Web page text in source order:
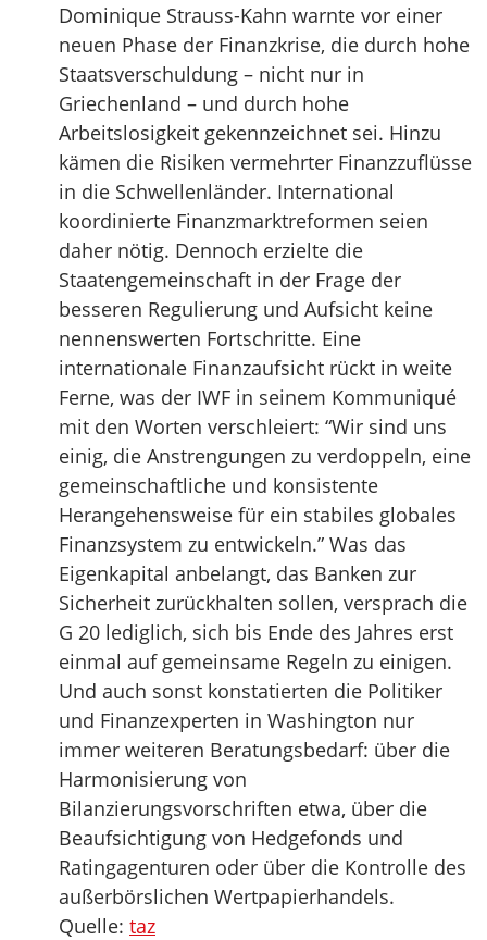
Dominique Strauss-Kahn warnte vor einer
neuen Phase der Finanzkrise, die durch hohe
Staatsverschuldung – nicht nur in
Griechenland – und durch hohe
Arbeitslosigkeit gekennzeichnet sei. Hinzu
kämen die Risiken vermehrter Finanzzuflüsse
in die Schwellenländer. International
koordinierte Finanzmarktreformen seien
daher nötig. Dennoch erzielte die
Staatengemeinschaft in der Frage der
besseren Regulierung und Aufsicht keine
nennenswerten Fortschritte. Eine
internationale Finanzaufsicht rückt in weite
Ferne, was der IWF in seinem Kommuniqué
mit den Worten verschleiert: “Wir sind uns
einig, die Anstrengungen zu verdoppeln, eine
gemeinschaftliche und konsistente
Herangehensweise für ein stabiles globales
Finanzsystem zu entwickeln.” Was das
Eigenkapital anbelangt, das Banken zur
Sicherheit zurückhalten sollen, versprach die
G 20 lediglich, sich bis Ende des Jahres erst
einmal auf gemeinsame Regeln zu einigen.
Und auch sonst konstatierten die Politiker
und Finanzexperten in Washington nur
immer weiteren Beratungsbedarf: über die
Harmonisierung von
Bilanzierungsvorschriften etwa, über die
Beaufsichtigung von Hedgefonds und
Ratingagenturen oder über die Kontrolle des
außerbörslichen Wertpapierhandels.
Quelle: taz